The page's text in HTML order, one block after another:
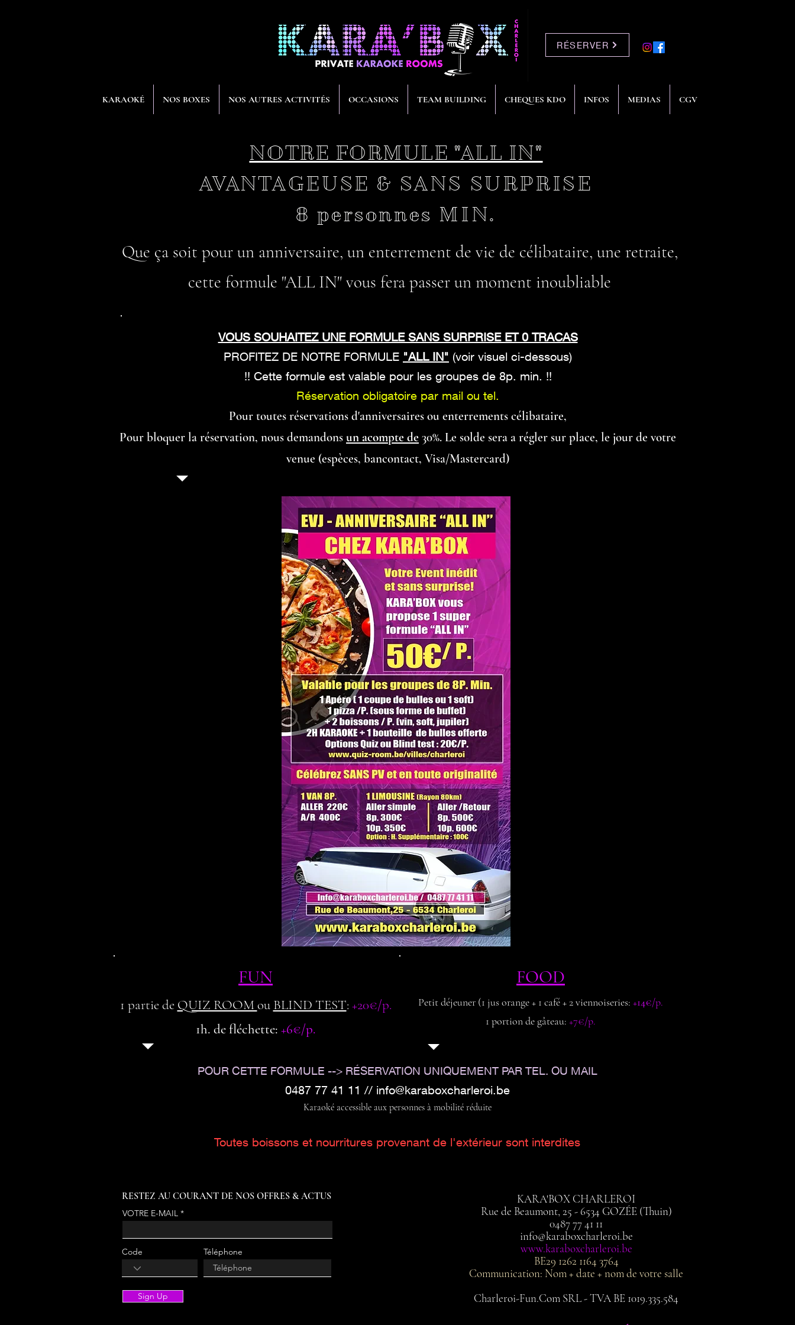
RÉSERVER
KARAOKÉ NOS BOXES NOS AUTRES ACTIVITÉS OCCASIONS TEAM BUILDING CHEQUES KDO INFOS MEDIAS CGV
NOTRE FORMULE "ALL IN"
AVANTAGEUSE & SANS SURPRISE
8 personnes MIN.
Que ça soit pour un anniversaire, un enterrement de vie de célibataire, une retraite,
cette formule "ALL IN" vous fera passer un moment inoubliable
VOUS SOUHAITEZ UNE FORMULE SANS SURPRISE ET 0 TRACAS
PROFITEZ DE NOTRE FORMULE "ALL IN" (voir visuel ci-dessous)
!! Cette formule est valable pour les groupes de 8p. min. !!
Réservation obligatoire par mail ou tel.
Pour toutes réservations d'anniversaires ou enterrements célibataire,
Pour bloquer la réservation, nous demandons un acompte de 30%. Le solde sera a régler sur place, le jour de votre
venue (espèces, bancontact, Visa/Mastercard)
FUN
1 partie de QUIZ ROOMou BLIND TEST: +20€/p.
1h. de fléchette: +6€/p.
FOOD
Petit déjeuner (1 jus orange + 1 café + 2 viennoiseries: +14€/p.
1 portion de gâteau: +7€/p.
POUR CETTE FORMULE --> RÉSERVATION UNIQUEMENT PAR TEL. OU MAIL
0487 77 41 11 // info@karaboxcharleroi.be
Karaoké accessible aux personnes à mobilité réduite
Toutes boissons et nourritures provenant de l'extérieur sont interdites
RESTEZ AU COURANT DE NOS OFFRES & ACTUS
VOTRE E-MAIL
Code Téléphone
Sign Up
KARA'BOX CHARLEROI
Rue de Beaumont, 25 - 6534 GOZÉE (Thuin)
0487 77 41 11
info@karaboxcharleroi.be
www.karaboxcharleroi.be
BE29 1262 1164 3764
Communication: Nom + date + nom de votre salle
Charleroi-Fun.Com SRL - TVA BE 1019.335.584